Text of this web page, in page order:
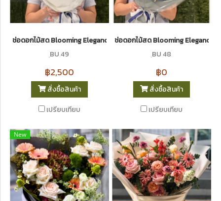
ช่อดอกไม้สด Blooming Elegance 49 I Le Floriste
ฺBU 49
฿2,500
สั่งซื้อสินค้า
เปรียบเทียบ
ช่อดอกไม้สด Blooming Elegance
ฺBU 48
฿0
สั่งซื้อสินค้า
เปรียบเทียบ
New